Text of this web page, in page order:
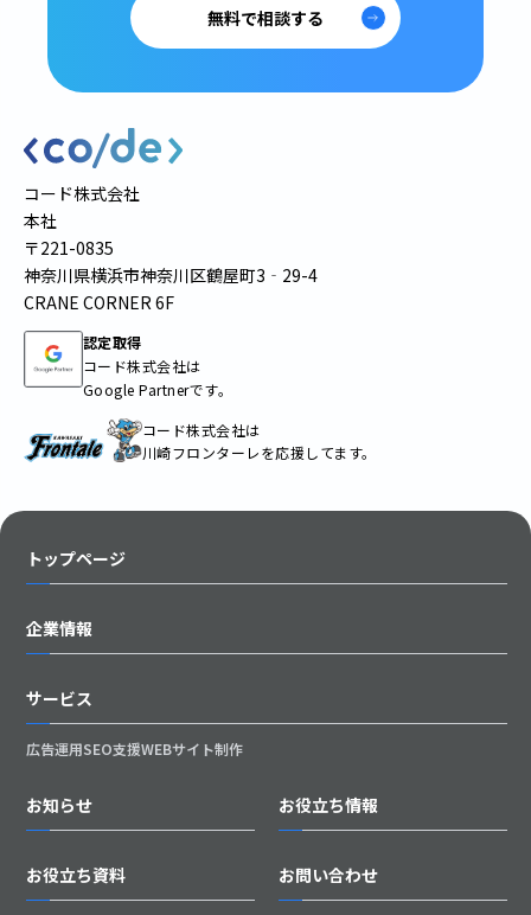
無料で相談する
コード株式会社
本社
〒221-0835
神奈川県横浜市神奈川区鶴屋町3‐29-4
CRANE CORNER 6F
認定取得
コード株式会社は
Google Partnerです。
コード株式会社は
川崎フロンターレを応援してます。
トップページ
企業情報
サービス
広告運用SEO支援WEBサイト制作
お知らせ お役立ち情報
お役立ち資料 お問い合わせ